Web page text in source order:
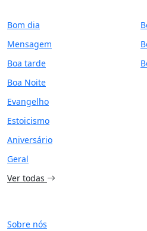
Bom dia
Mensagem
Boa tarde
Boa Noite
Evangelho
Estoicismo
Aniversário
Geral
Ver todas
Sobre nós